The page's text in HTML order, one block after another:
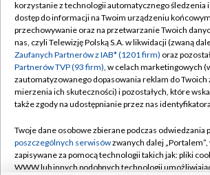
TVP
Abonament TVP
Emisja w TVP
Centrum informacji TVP
Naziemna Telewizja Cyfrowa
Rada Programowa
System NOS
Regulamin TVP
Polityka prywatności
Moje zgody
Pomoc
Kontakt
korzystanie z technologii automatycznego śledzenia
dostęp do informacji na Twoim urządzeniu
przechowywanie oraz na przetwarzanie Twoich
nas, czyli Telewizję Polską S.A. w likwidacji (zwaną
Zaufanych Partnerów z IAB* (1201 firm) oraz
Partnerów TVP (93 firm), w celach marketingowych
zautomatyzowanego dopasowania reklam do
mierzenia ich skuteczności) i pozostałych, które
także zgody na udostępnianie przez nas
Twoje dane osobowe zbierane podczas odwiedzania
poszczególnych serwisówzwanych dalej
zapisywane za pomocą technologii takich jak: pliki
WWW lub innych podobnych technologii